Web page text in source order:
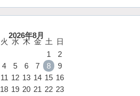
2026年8月
火 水 木 金 土
日
1
2
4 5 6 7 8
9
11 12 13 14 15 16
18 19 20 21 22 23